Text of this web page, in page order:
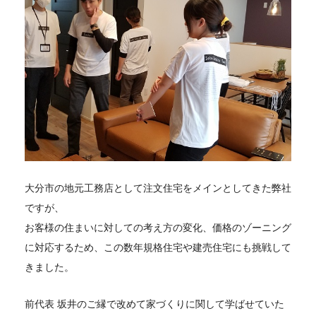
大分市の地元工務店として注文住宅をメインとしてきた弊社
ですが、
お客様の住まいに対しての考え方の変化、価格のゾーニング
に対応するため、この数年規格住宅や建売住宅にも挑戦して
きました。
前代表 坂井のご縁で改めて家づくりに関して学ばせていた